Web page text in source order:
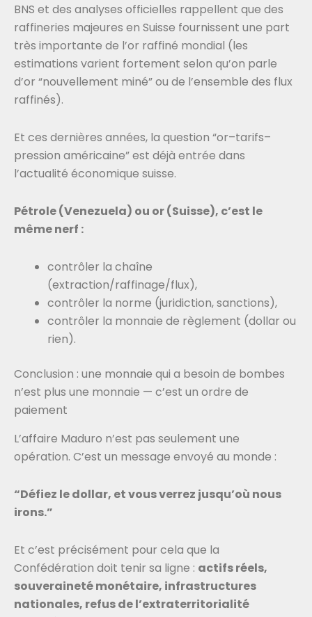
BNS et des analyses officielles rappellent que des
raffineries majeures en Suisse fournissent une part
très importante de l’or raffiné mondial (les
estimations varient fortement selon qu’on parle
d’or “nouvellement miné” ou de l’ensemble des flux
raffinés).
Et ces dernières années, la question “or–tarifs–
pression américaine” est déjà entrée dans
l’actualité économique suisse.
Pétrole (Venezuela) ou or (Suisse), c’est le
même nerf :
contrôler la chaîne
(extraction/raffinage/flux),
contrôler la norme (juridiction, sanctions),
contrôler la monnaie de règlement (dollar ou
rien).
Conclusion : une monnaie qui a besoin de bombes
n’est plus une monnaie — c’est un ordre de
paiement
L’affaire Maduro n’est pas seulement une
opération. C’est un message envoyé au monde :
“Défiez le dollar, et vous verrez jusqu’où nous
irons.”
Et c’est précisément pour cela que la
Confédération doit tenir sa ligne : actifs réels,
souveraineté monétaire, infrastructures
nationales, refus de l’extraterritorialité